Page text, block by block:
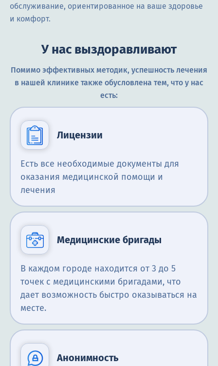
обслуживание, ориентированное на ваше здоровье
и комфорт.
У нас выздоравливают
Помимо эффективных методик, успешность лечения
в нашей клинике также обусловлена тем, что у нас
есть:
Лицензии
Есть все необходимые документы для
оказания медицинской помощи и
лечения
Медицинские бригады
В каждом городе находится от 3 до 5
точек с медицинскими бригадами, что
дает возможность быстро оказываться на
месте.
Анонимность